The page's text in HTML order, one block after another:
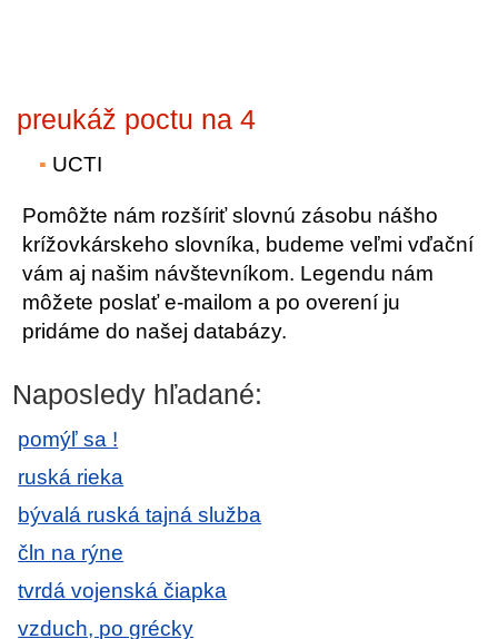
preukáž poctu na 4
UCTI
Pomôžte nám rozšíriť slovnú zásobu nášho
krížovkárskeho slovníka, budeme veľmi vďační
vám aj našim návštevníkom. Legendu nám
môžete poslať e-mailom a po overení ju
pridáme do našej databázy.
Naposledy hľadané:
pomýľ sa !
ruská rieka
bývalá ruská tajná služba
čln na rýne
tvrdá vojenská čiapka
vzduch, po grécky